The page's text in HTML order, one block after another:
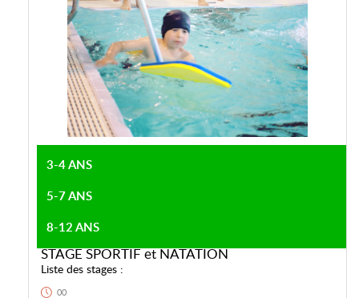
3-4 ANS
5-7 ANS
8-12 ANS
STAGE SPORTIF et NATATION
Liste des stages :
00